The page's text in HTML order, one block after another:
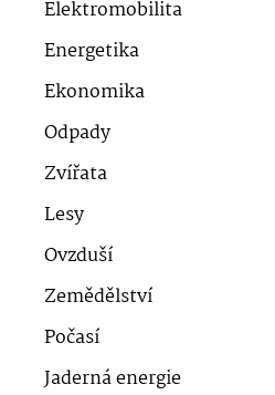
Elektromobilita
Energetika
Ekonomika
Odpady
Zvířata
Lesy
Ovzduší
Zemědělství
Počasí
Jaderná energie